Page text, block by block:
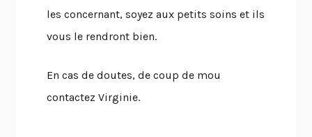
les concernant, soyez aux petits soins et ils
vous le rendront bien.
En cas de doutes, de coup de mou
contactez Virginie.